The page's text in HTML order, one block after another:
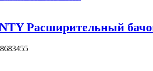
Расширительный